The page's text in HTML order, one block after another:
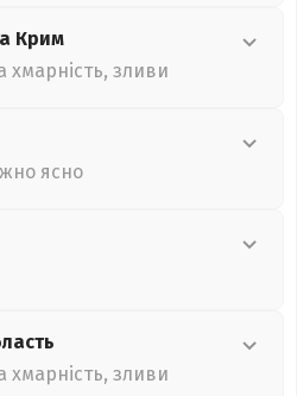
Крим
хмарність, зливи
ясно
хмарність, зливи